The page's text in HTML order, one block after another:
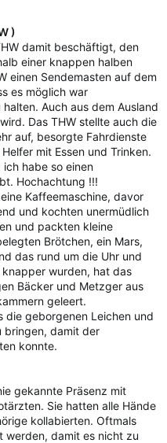
)
damit beschäftigt, den
einer knappen halben
einen Sendemasten auf dem
es möglich war
Auch aus dem Ausland
Das THW stellte auch die
auf, besorgte Fahrdienste
mit Essen und Trinken.
habe so einen
Hochachtung !!!
Kaffeemaschine, davor
und kochten unermüdlich
und packten kleine
Brötchen, ein Mars,
das rund um die Uhr und
wurden, hat das
Bäcker und Metzger aus
geleert.
die geborgenen Leichen und
bringen, damit der
konnte.
gekannte Präsenz mit
Sie hatten alle Hände
kollabierten. Oftmals
werden, damit es nicht zu